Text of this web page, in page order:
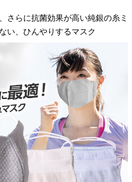
さらに抗菌効果が高い純銀の糸ミ
い、ひんやりするマスク